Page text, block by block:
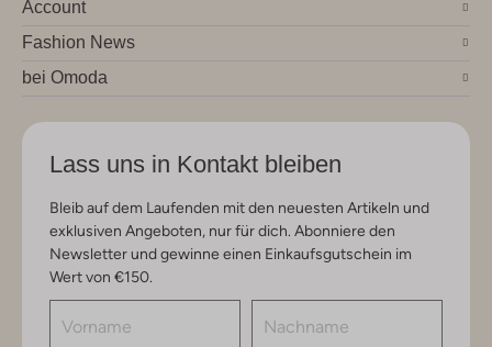
Account
Fashion News
bei Omoda
Lass uns in Kontakt bleiben
Bleib auf dem Laufenden mit den neuesten Artikeln und
exklusiven Angeboten, nur für dich. Abonniere den
Newsletter und gewinne einen Einkaufsgutschein im
Wert von €150.